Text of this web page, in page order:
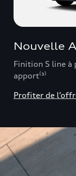
Nouvelle
Finition S line
apport⁽³⁾
Profiter de